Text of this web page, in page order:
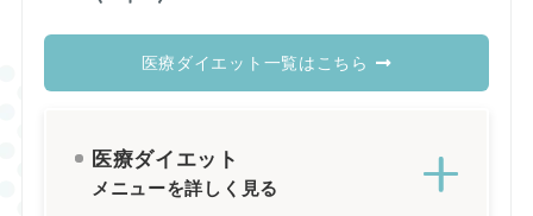
医療ダイエット一覧はこちら
医療ダイエット
メニューを詳しく見る